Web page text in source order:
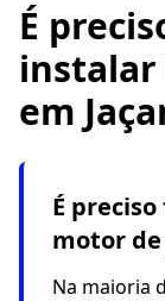
É
em
É
motor
Na maioria